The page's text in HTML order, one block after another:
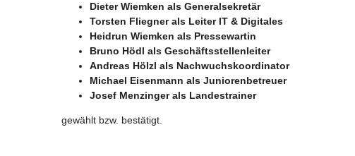
Dieter Wiemken als Generalsekretär
Torsten Fliegner als Leiter IT & Digitales
Heidrun Wiemken als Pressewartin
Bruno Hödl als Geschäftsstellenleiter
Andreas Hölzl als Nachwuchskoordinator
Michael Eisenmann als Juniorenbetreuer
Josef Menzinger als Landestrainer
gewählt bzw. bestätigt.